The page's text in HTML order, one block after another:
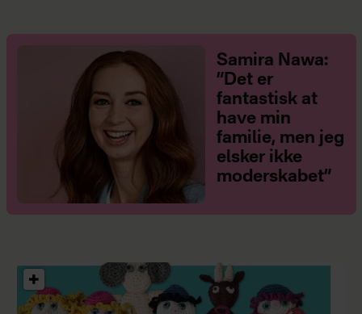
Samira Nawa:
”Det er
fantastisk at
have min
familie, men jeg
elsker ikke
moderskabet”